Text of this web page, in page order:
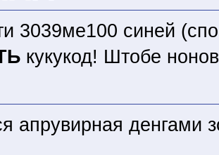
3039ме100 синей
кукукод! Штобе
апрувирная денгами